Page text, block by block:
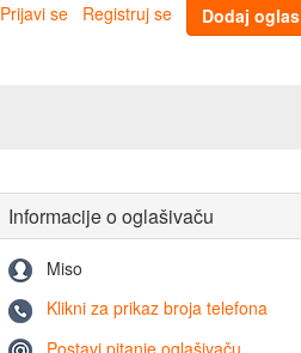
Prijavi se Registruj se Dodaj oglas
Informacije o oglašivaču
Miso
Klikni za prikaz broja telefona
Postavi pitanje oglašivaču